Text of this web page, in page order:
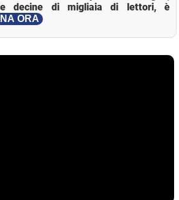
decine di migliaia di lettori, è
ORA